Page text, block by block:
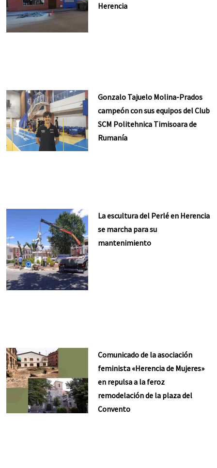
Herencia
Gonzalo Tajuelo Molina-Prados
campeón con sus equipos del Club
SCM Politehnica Timisoara de
Rumanía
La escultura del Perlé en Herencia
se marcha para su
mantenimiento
Comunicado de la asociación
feminista «Herencia de Mujeres»
en repulsa a la feroz
remodelación de la plaza del
Convento